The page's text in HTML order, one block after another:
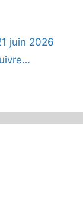
juin 2026